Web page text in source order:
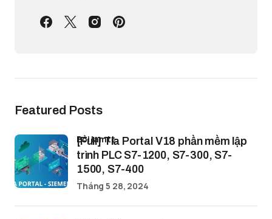
Featured Posts
[Full] Tia Portal V18 phần mềm lập
trình PLC S7-1200, S7-300, S7-
1500, S7-400
bởi lamtt
Tháng 5 28, 2024